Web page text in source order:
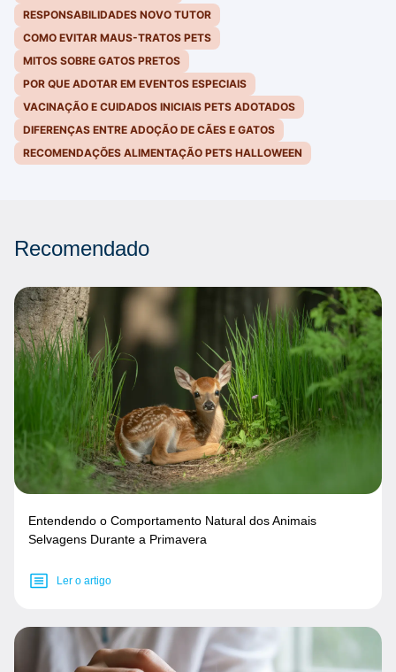
RESPONSABILIDADES NOVO TUTOR
COMO EVITAR MAUS-TRATOS PETS
MITOS SOBRE GATOS PRETOS
POR QUE ADOTAR EM EVENTOS ESPECIAIS
VACINAÇÃO E CUIDADOS INICIAIS PETS ADOTADOS
DIFERENÇAS ENTRE ADOÇÃO DE CÃES E GATOS
RECOMENDAÇÕES ALIMENTAÇÃO PETS HALLOWEEN
Recomendado
Entendendo o Comportamento Natural dos Animais
Selvagens Durante a Primavera
Ler o artigo